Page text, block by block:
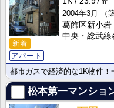
新着
アパート
2004年3月
（
葛飾区新小岩
中央・総武
都市ガスで経済的な1K物件！
松本第一マンショ